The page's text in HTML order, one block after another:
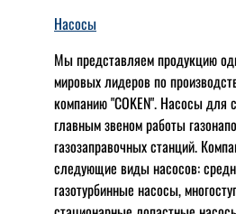
Насосы
Мы представляем продукцию
мировых лидеров по
компанию "COKEN". Насосы для
главным звеном работы
газозаправочных станций.
следующие виды насосов:
газотурбинные насосы,